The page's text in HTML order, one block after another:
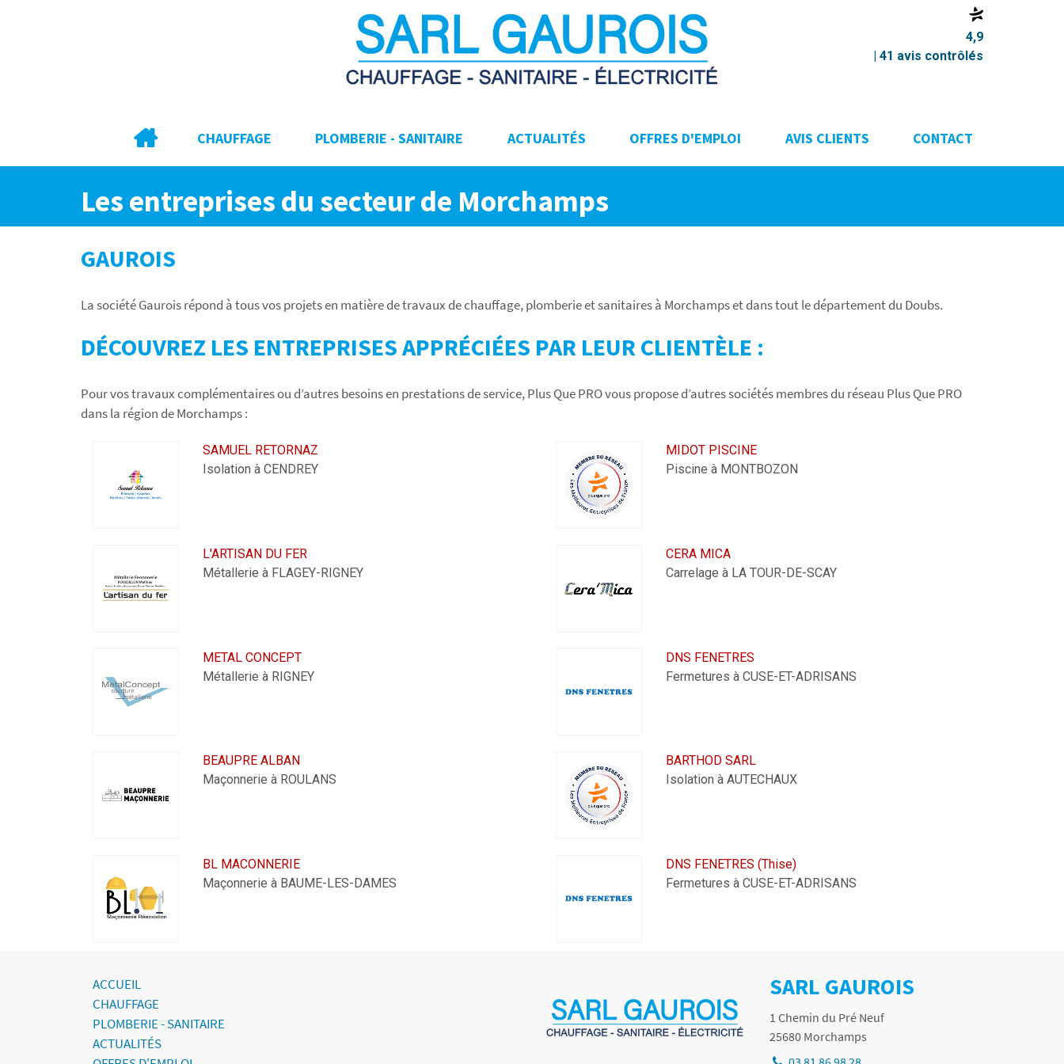
4,9
| 41 avis contrôlés
CHAUFFAGE PLOMBERIE - SANITAIRE ACTUALITÉS OFFRES D'EMPLOI AVIS CLIENTS CONTACT
Les entreprises du secteur de Morchamps
GAUROIS
La société Gaurois répond à tous vos projets en matière de travaux de chauffage, plomberie et sanitaires à Morchamps et dans tout le département du Doubs.
DÉCOUVREZ LES ENTREPRISES APPRÉCIÉES PAR LEUR CLIENTÈLE :
Pour vos travaux complémentaires ou d’autres besoins en prestations de service, Plus Que PRO vous propose d’autres sociétés membres du réseau Plus Que PRO
dans la région de Morchamps :
SAMUEL RETORNAZ
Isolation à CENDREY
MIDOT PISCINE
Piscine à MONTBOZON
L'ARTISAN DU FER
Métallerie à FLAGEY-RIGNEY
CERA MICA
Carrelage à LA TOUR-DE-SCAY
METAL CONCEPT
Métallerie à RIGNEY
DNS FENETRES
Fermetures à CUSE-ET-ADRISANS
BEAUPRE ALBAN
Maçonnerie à ROULANS
BARTHOD SARL
Isolation à AUTECHAUX
BL MACONNERIE
Maçonnerie à BAUME-LES-DAMES
DNS FENETRES (Thise)
Fermetures à CUSE-ET-ADRISANS
ACCUEIL
CHAUFFAGE
PLOMBERIE - SANITAIRE
ACTUALITÉS
SARL GAUROIS
1 Chemin du Pré Neuf
25680 Morchamps